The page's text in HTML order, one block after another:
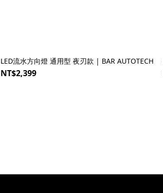
LED流水方向燈 通用型 夜刃款 | BAR AUTOTECH
NT$2,399